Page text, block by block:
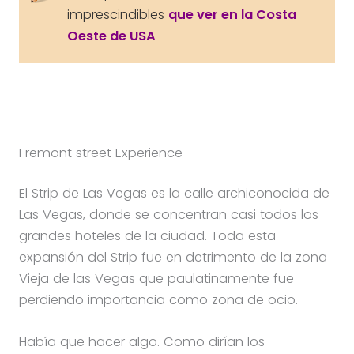
imprescindibles que ver en la Costa
Oeste de USA
Fremont street Experience
El Strip de Las Vegas es la calle archiconocida de
Las Vegas, donde se concentran casi todos los
grandes hoteles de la ciudad. Toda esta
expansión del Strip fue en detrimento de la zona
Vieja de las Vegas que paulatinamente fue
perdiendo importancia como zona de ocio.
Había que hacer algo. Como dirían los